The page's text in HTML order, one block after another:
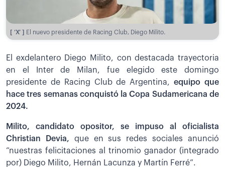
[ ’X’ ] El nuevo presidente de Racing Club, Diego Milito.
El exdelantero Diego Milito, con destacada trayectoria
en el Inter de Milan, fue elegido este domingo
presidente de Racing Club de Argentina,equipo que
hace tres semanas conquistó la Copa Sudamericana de
2024.
Milito, candidato opositor, se impuso al oficialista
Christian Devia, que en sus redes sociales anunció
“nuestras felicitaciones al trinomio ganador (integrado
por) Diego Milito, Hernán Lacunza y Martín Ferré”.